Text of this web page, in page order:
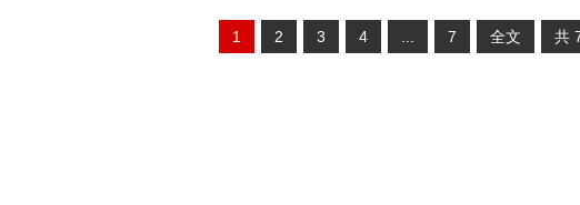
1 2 3 4 7 全文 共